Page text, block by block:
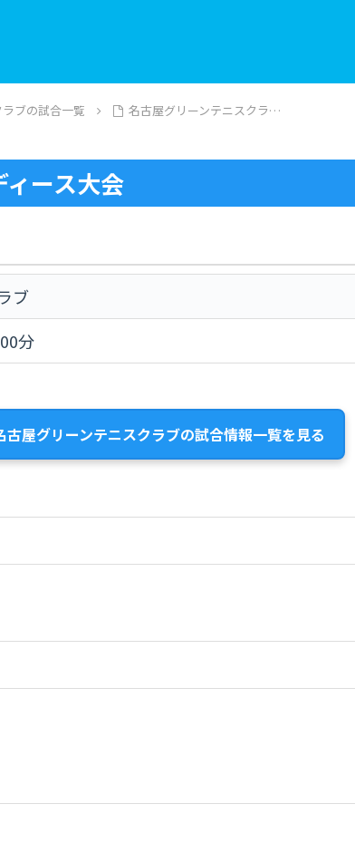
ブの試合一覧 名古屋グリーンテニスクラ…
ース大会
ブ
分
古屋グリーンテニスクラブの試合情報一覧を見る